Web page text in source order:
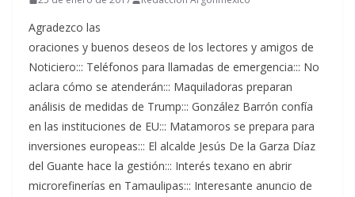
Agradezco las
oraciones y buenos deseos de los lectores y amigos de
Noticiero::: Teléfonos para llamadas de emergencia::: No
aclara cómo se atenderán::: Maquiladoras preparan
análisis de medidas de Trump::: González Barrón confía
en las instituciones de EU::: Matamoros se prepara para
inversiones europeas::: El alcalde Jesús De la Garza Díaz
del Guante hace la gestión::: Interés texano en abrir
microrefinerías en Tamaulipas::: Interesante anuncio de